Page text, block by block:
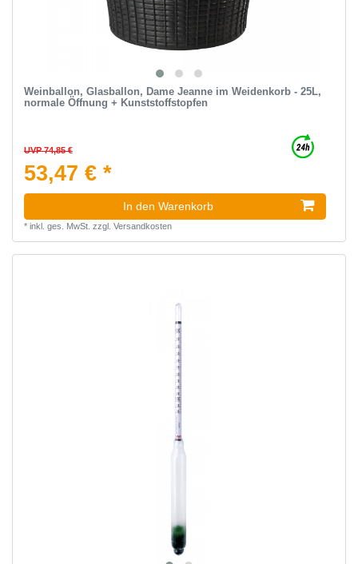
Weinballon, Glasballon, Dame Jeanne im Weidenkorb - 25L,
normale Öffnung + Kunststoffstopfen
UVP 74,85 €
53,47 € *
In den Warenkorb
* inkl. ges. MwSt. zzgl. Versandkosten